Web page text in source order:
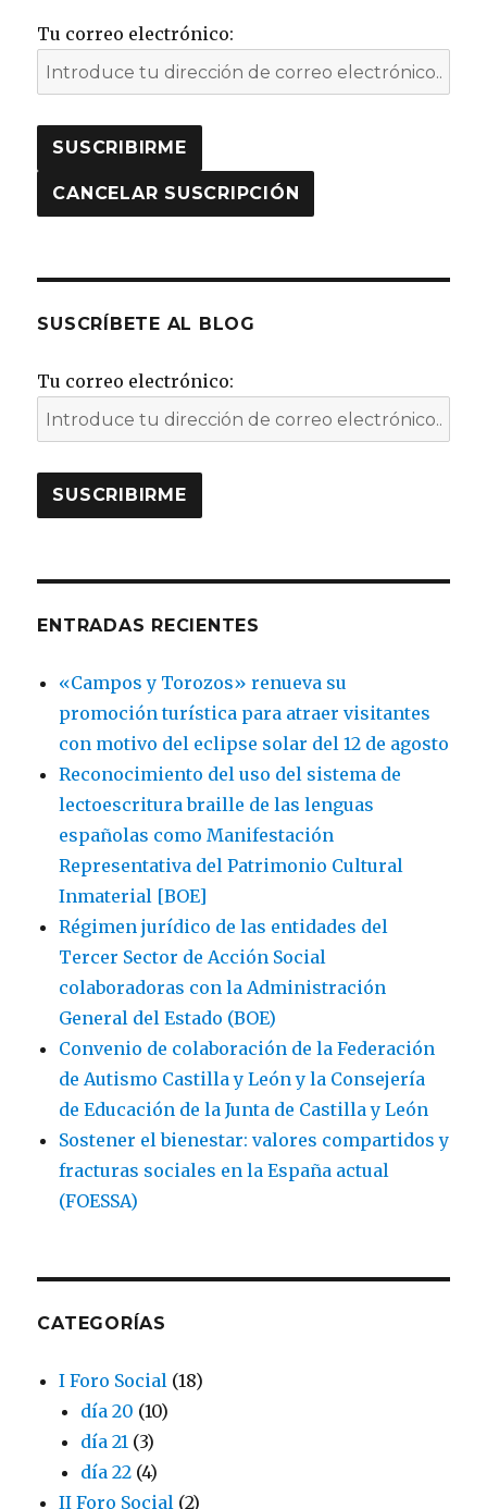
Tu correo electrónico:
SUSCRÍBETE AL BLOG
Tu correo electrónico:
ENTRADAS RECIENTES
«Campos y Torozos» renueva su
promoción turística para atraer visitantes
con motivo del eclipse solar del 12 de agosto
Reconocimiento del uso del sistema de
lectoescritura braille de las lenguas
españolas como Manifestación
Representativa del Patrimonio Cultural
Inmaterial [BOE]
Régimen jurídico de las entidades del
Tercer Sector de Acción Social
colaboradoras con la Administración
General del Estado (BOE)
Convenio de colaboración de la Federación
de Autismo Castilla y León y la Consejería
de Educación de la Junta de Castilla y León
Sostener el bienestar: valores compartidos y
fracturas sociales en la España actual
(FOESSA)
CATEGORÍAS
I Foro Social (18)
día 20 (10)
día 21 (3)
día 22 (4)
II Foro Social (2)